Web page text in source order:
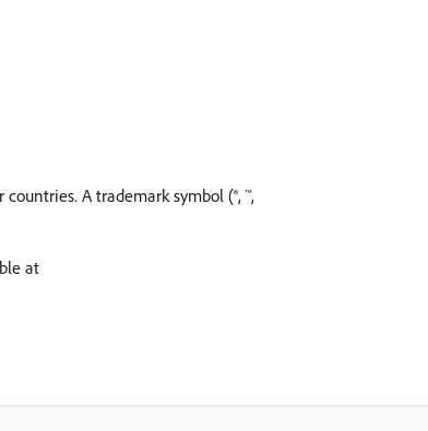
A trademark symbol (®, ™,
at